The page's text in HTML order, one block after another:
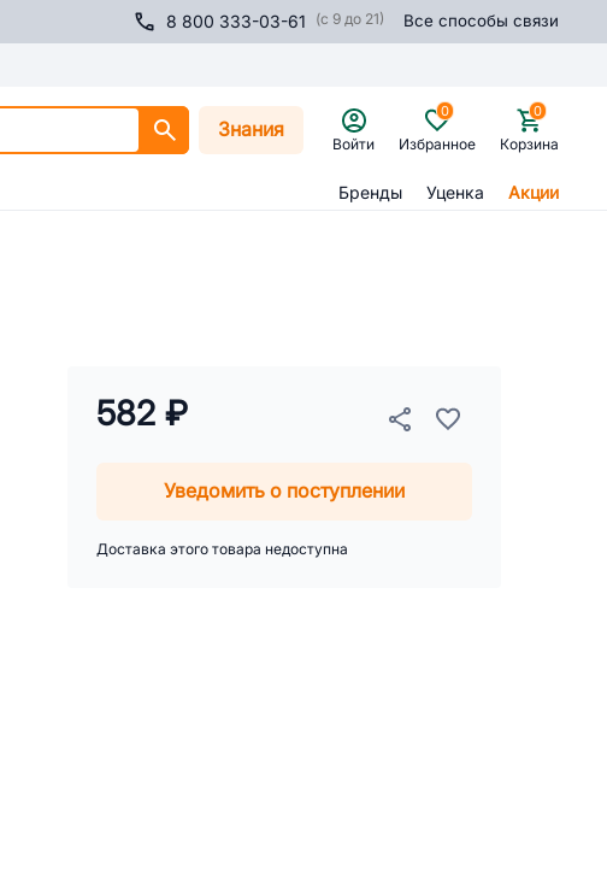
8 800 333-03-61 (с 9 до 21) Все способы связи
Знания
Войти Избранное
0
Корзина
0
Бренды Уценка Акции
582 ₽
Уведомить о поступлении
Доставка этого товара недоступна